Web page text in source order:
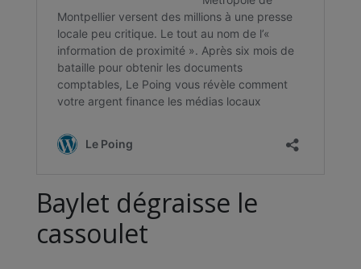
Baylet dégraisse le
cassoulet